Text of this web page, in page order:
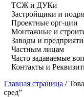
ТСЖ и ДУКи
Застройщики и
Проектные орг-ции
Монтажные и
Заводы и
Частным лицам
Часто задаваемые
Контакты и
Главная страница /
сред”